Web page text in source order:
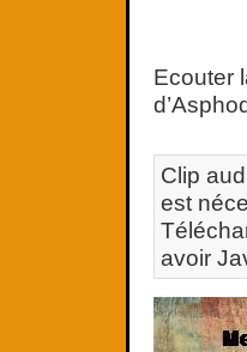
Ecouter
Clip
est
avoir